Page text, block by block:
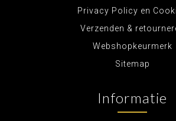
Privacy Policy en
Verzenden &
Webshopkeurmerk
Sitemap
Informatie